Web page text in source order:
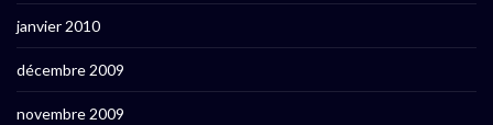
janvier 2010
décembre 2009
novembre 2009